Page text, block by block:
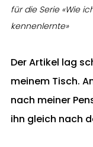
für die Serie «Wie
kennenlernte»
Der Artikel lag
meinem Tisch.
nach meiner
ihn gleich nach